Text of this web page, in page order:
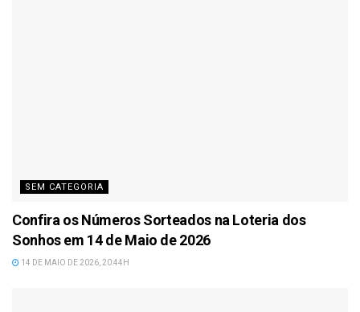
SEM CATEGORIA
Confira os Números Sorteados na Loteria dos
Sonhos em 14 de Maio de 2026
14 DE MAIO DE 2026, 20:44H